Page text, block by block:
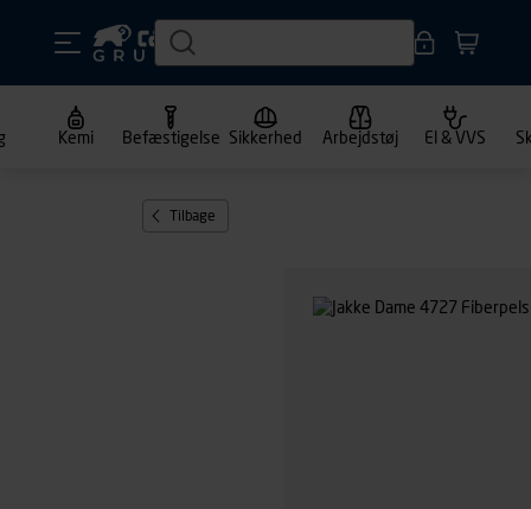
Kemi Befæstigelse Sikkerhed Arbejdstøj El & VVS
Tilbage